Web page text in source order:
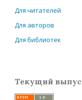
Для читателей
Для авторов
Для библиотек
Текущий